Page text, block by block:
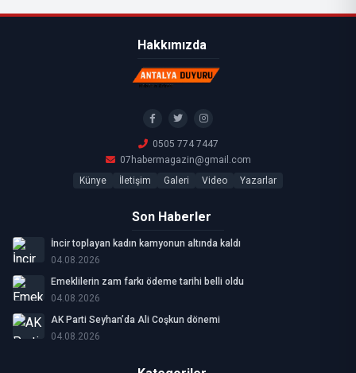
Hakkımızda
0505 774 7447
07habermagazin@gmail.com
Künye
İletişim Galeri Video Yazarlar
Son Haberler
İncir toplayan kadın kamyonun altında kaldı
04.08.2026
Emeklilerin zam farkı ödeme tarihi belli oldu
04.08.2026
AK Parti Seyhan’da Ali Coşkun dönemi
04.08.2026